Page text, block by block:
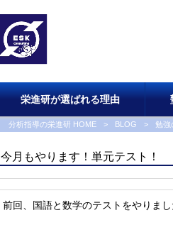
栄進研が選ばれる理由
分析指導の栄進研 HOME > BLOG > 勉強
今月もやります！単元テスト！
前回、国語と数学のテストをやりまし